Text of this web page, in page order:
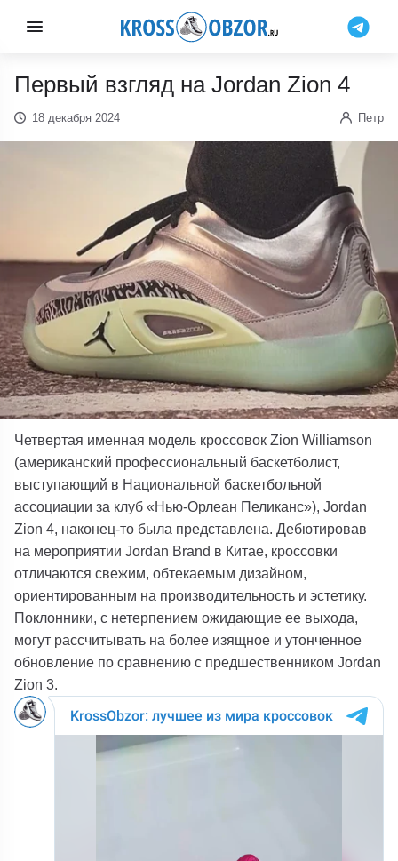
Первый взгляд на Jordan Zion 4
18 декабря 2024 Петр
Четвертая именная модель кроссовок Zion Williamson
(американский профессиональный баскетболист,
выступающий в Национальной баскетбольной
ассоциации за клуб «Нью-Орлеан Пеликанс»), Jordan
Zion 4, наконец-то была представлена. Дебютировав
на мероприятии Jordan Brand в Китае, кроссовки
отличаются свежим, обтекаемым дизайном,
ориентированным на производительность и эстетику.
Поклонники, с нетерпением ожидающие ее выхода,
могут рассчитывать на более изящное и утонченное
обновление по сравнению с предшественником Jordan
Zion 3.